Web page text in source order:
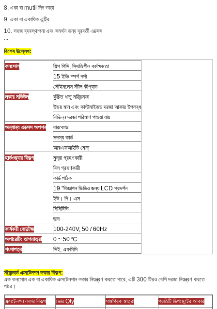
জমা দিন
8. একা বা mutil দিন ভাড়া
9. একা বা একাধিক এন্ট্রি
10. সহজ ব্যবস্থাপনা এবং সমর্থন জন্য দূরবর্তী এক্সেস
...
বিশেষ উল্লেখ:
কনসোল
শিল্প পিসি, স্থিতিশীল কর্মক্ষমতা
15 ইঞ্চি স্পর্শ পর্দা
স্টেইনলেস স্টীল কীপ্যাড
লকার মডিউল
কুঁচিত ধাতু মন্ত্রিসভা
উভয় মান এবং কাস্টমাইজড দরজা আকার উপলব্ধ
বিভিন্ন দরজা পরিমাণ পাওয়া যায়
অন্যান্য এক্সেস অপশন
বারকোড
সদস্য কার্ড
আরএফআইডি মোড়
হার্ডওয়্যার বিকল্প
মুদ্রা গ্রহণকারী
বিল গ্রহণকারী
কার্ড পাঠক
19 "বিজ্ঞাপন ভিডিও জন্য LCD প্রদর্শন
ইউ। পি। এস
সিসিটিভি
ছাদ
কার্যকরী ভোল্টেজ
100-240V, 50 / 60Hz
অপারেটিং তাপমাত্রা
0 ~ 50 ℃
শংসাপত্র
সিই, এফসিসি
স্ট্যান্ডার্ড এক্সটেনশন লকার বিকল্প:
এক কনসোল এক বা একাধিক এক্সটেনশান লকার নিয়ন্ত্রণ করতে পারে, এটি 300 টিরও বেশি দরজা নিয়ন্ত্রণ করতে
পারে।
এক্সটেনশন লকার বিকল্প ডোর Qty সামগ্রিক মাত্রা
প্রতিটি ডিপমেন্টের আকার